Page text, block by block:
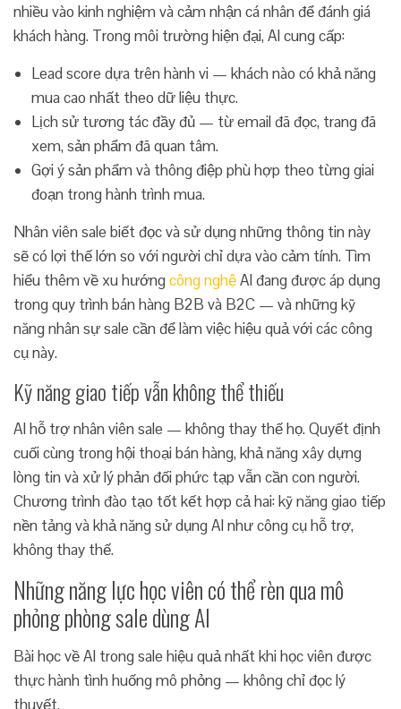
nhiều vào kinh nghiệm và cảm nhận cá nhân để đánh giá
khách hàng. Trong môi trường hiện đại, AI cung cấp:
Lead score dựa trên hành vi — khách nào có khả năng
mua cao nhất theo dữ liệu thực.
Lịch sử tương tác đầy đủ — từ email đã đọc, trang đã
xem, sản phẩm đã quan tâm.
Gợi ý sản phẩm và thông điệp phù hợp theo từng giai
đoạn trong hành trình mua.
Nhân viên sale biết đọc và sử dụng những thông tin này
sẽ có lợi thế lớn so với người chỉ dựa vào cảm tính. Tìm
hiểu thêm về xu hướngcông nghệAI đang được áp dụng
trong quy trình bán hàng B2B và B2C — và những kỹ
năng nhân sự sale cần để làm việc hiệu quả với các công
cụ này.
Kỹ năng giao tiếp vẫn không thể thiếu
AI hỗ trợ nhân viên sale — không thay thế họ. Quyết định
cuối cùng trong hội thoại bán hàng, khả năng xây dựng
lòng tin và xử lý phản đối phức tạp vẫn cần con người.
Chương trình đào tạo tốt kết hợp cả hai: kỹ năng giao tiếp
nền tảng và khả năng sử dụng AI như công cụ hỗ trợ,
không thay thế.
Những năng lực học viên có thể rèn qua mô
phỏng phòng sale dùng AI
Bài học về AI trong sale hiệu quả nhất khi học viên được
thực hành tình huống mô phỏng — không chỉ đọc lý
thuyết.